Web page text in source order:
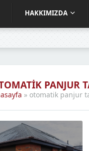
HAKKIMIZDA
PANJUR
» otomatik panjur